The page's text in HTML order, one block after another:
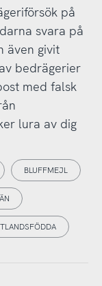
på
svara på
även givit
bedrägerier
med falsk
lura av dig
BLUFFMEJL